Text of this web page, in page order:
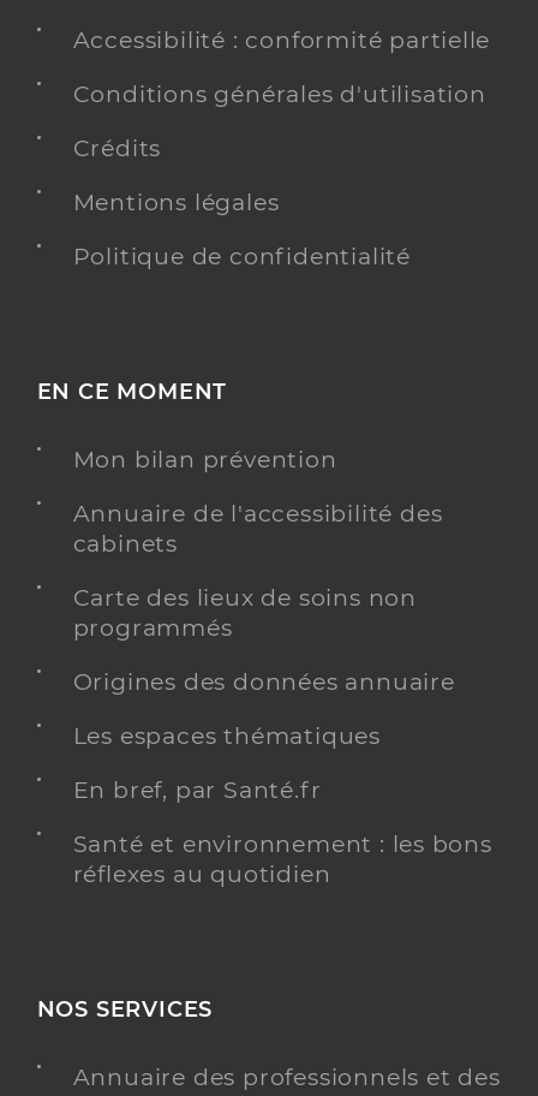
Accessibilité : conformité partielle
Conditions générales d'utilisation
Crédits
Mentions légales
Politique de confidentialité
EN CE MOMENT
Mon bilan prévention
Annuaire de l'accessibilité des
cabinets
Carte des lieux de soins non
programmés
Origines des données annuaire
Les espaces thématiques
En bref, par Santé.fr
Santé et environnement : les bons
réflexes au quotidien
NOS SERVICES
Annuaire des professionnels et des